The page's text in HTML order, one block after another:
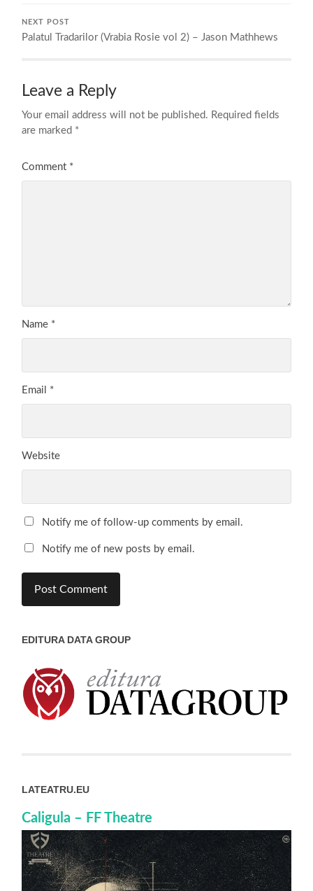
NEXT POST
Palatul Tradarilor (Vrabia Rosie vol 2) – Jason Mathhews
Leave a Reply
Your email address will not be published. Required fields
are marked *
Comment *
Name *
Email *
Website
Notify me of follow-up comments by email.
Notify me of new posts by email.
EDITURA DATA GROUP
LATEATRU.EU
Caligula – FF Theatre